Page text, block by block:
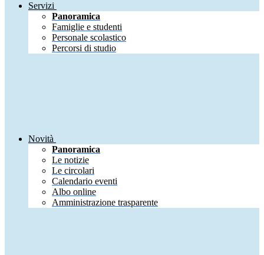
Servizi
Panoramica
Famiglie e studenti
Personale scolastico
Percorsi di studio
Novità
Panoramica
Le notizie
Le circolari
Calendario eventi
Albo online
Amministrazione trasparente